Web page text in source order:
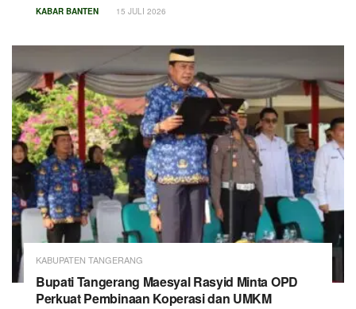
KABAR BANTEN 15 JULI 2026
KABUPATEN TANGERANG
Bupati Tangerang Maesyal Rasyid Minta OPD
Perkuat Pembinaan Koperasi dan UMKM